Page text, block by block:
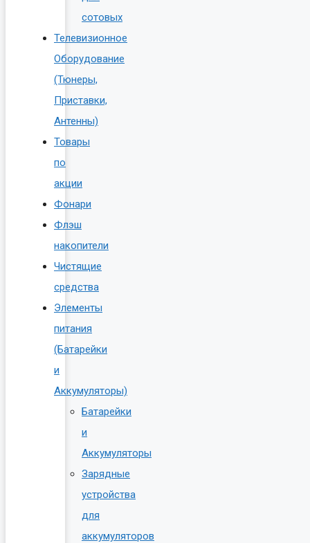
сотовых
Телевизионное
Оборудование
(Тюнеры,
Приставки,
Антенны)
Товары
по
акции
Фонари
Флэш
накопители
Чистящие
средства
Элементы
питания
(Батарейки
и
Аккумуляторы)
Батарейки
и
Аккумуляторы
Зарядные
устройства
для
аккумуляторов